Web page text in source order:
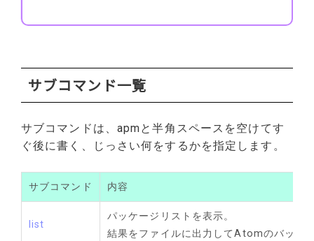
サブコマンド一覧
サブコマンドは、apmと半角スペースを空けてす
ぐ後に書く、じっさい何をするかを指定します。
サブコマンド 内容
list
パッケージリストを表示。
結果をファイルに出力してAtomのバック